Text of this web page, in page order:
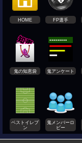
HOME FP選手
鬼の知恵袋 鬼アンケート
ベストイレブ
ン
鬼メンバーロ
ビー